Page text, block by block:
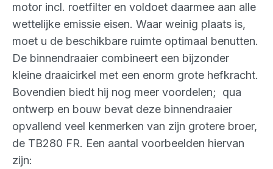
motor incl. roetfilter en voldoet daarmee aan alle
wettelijke emissie eisen. Waar weinig plaats is,
moet u de beschikbare ruimte optimaal benutten.
De binnendraaier combineert een bijzonder
kleine draaicirkel met een enorm grote hefkracht.
Bovendien biedt hij nog meer voordelen; qua
ontwerp en bouw bevat deze binnendraaier
opvallend veel kenmerken van zijn grotere broer,
de TB280 FR. Een aantal voorbeelden hiervan
zijn: